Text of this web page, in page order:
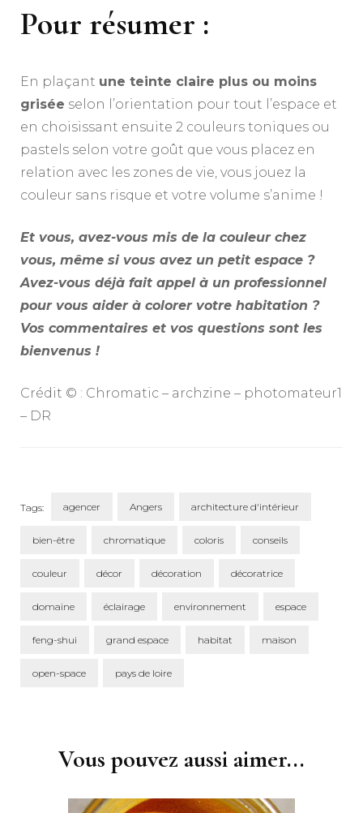
Pour résumer :
En plaçant une teinte claire plus ou moins
grisée selon l’orientation pour tout l’espace et
en choisissant ensuite 2 couleurs toniques ou
pastels selon votre goût que vous placez en
relation avec les zones de vie, vous jouez la
couleur sans risque et votre volume s’anime !
Et vous, avez-vous mis de la couleur chez
vous, même si vous avez un petit espace ?
Avez-vous déjà fait appel à un professionnel
pour vous aider à colorer votre habitation ?
Vos commentaires et vos questions sont les
bienvenus !
Crédit © : Chromatic – archzine – photomateur1
– DR
Tags: agencer Angers architecture d'intérieur
bien-être chromatique coloris conseils
couleur décor décoration décoratrice
domaine éclairage environnement espace
feng-shui grand espace habitat maison
open-space pays de loire
Vous pouvez aussi aimer...